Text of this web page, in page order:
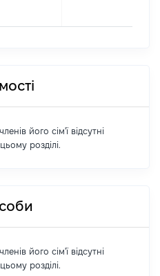
його сім'ї відсутні
розділі.
його сім'ї відсутні
розділі.